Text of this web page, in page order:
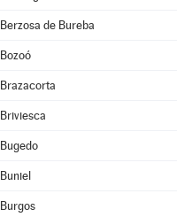
Berzosa de Bureba
Bozoó
Brazacorta
Briviesca
Bugedo
Buniel
Burgos